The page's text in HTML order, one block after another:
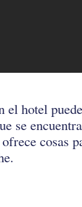
el hotel
se
cosas